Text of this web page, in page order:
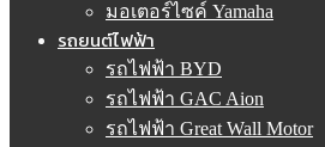
มอเตอร์ไซค์ Yamaha
รถยนต์ไฟฟ้า
รถไฟฟ้า BYD
รถไฟฟ้า GAC Aion
รถไฟฟ้า Great Wall Motor